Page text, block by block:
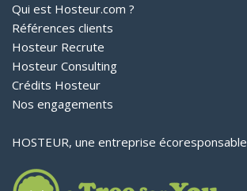
Qui est Hosteur.com ?
Références clients
Hosteur Recrute
Hosteur Consulting
Crédits Hosteur
Nos engagements
HOSTEUR, une entreprise écoresponsable